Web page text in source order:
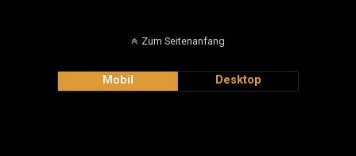
Zum Seitenanfang
Mobil Desktop